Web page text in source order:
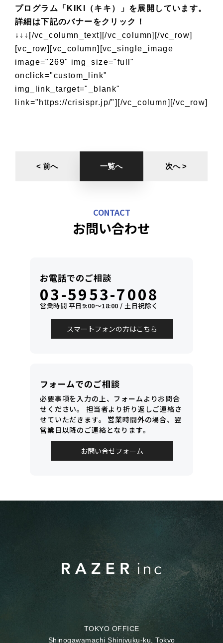
プログラム「KIKI（キキ）」 を展開しています。
詳細は下記のバナーをクリック！
↓↓↓ [/vc_column_text][/vc_column][/vc_row]
[vc_row][vc_column][vc_single_image
image="269" img_size="full"
onclick="custom_link"
img_link_target="_blank"
link="https://crisispr.jp/"][/vc_column][/vc_row]
< 前へ 一覧へ 次へ >
CONTACT
お問い合わせ
お電話でのご相談
03-5953-7008
営業時間 平日9:00〜18:00 / 土日祝除く
スマートフォンの方はこちら
フォームでのご相談
必要事項を入力の上、フォームよりお問合
せください。
担当者より折り返しご連絡さ
せていただきます。
営業時間外の場合、翌
営業日以降のご連絡となります。
お問い合せフォーム
TOKYO OFFICE
Shinogawamachi Shinjyuku-ku, Tokyo